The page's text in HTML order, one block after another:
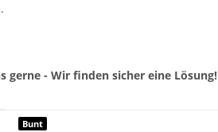
- Wir finden sicher eine Lösung!
Bunt